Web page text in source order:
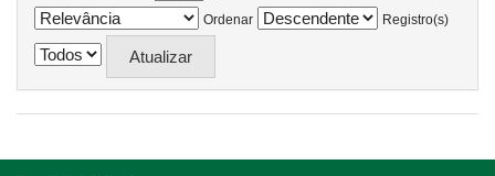
Ordenar
Registro(s)